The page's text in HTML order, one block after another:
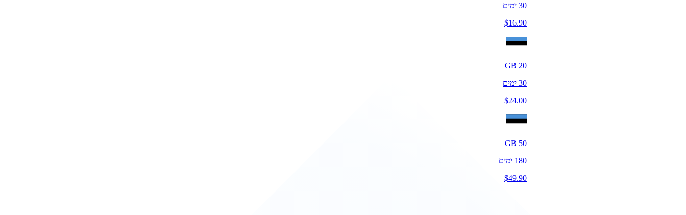
30 ימים
$16.90
20
30 ימים
$24.00
50
180 ימים
$49.90